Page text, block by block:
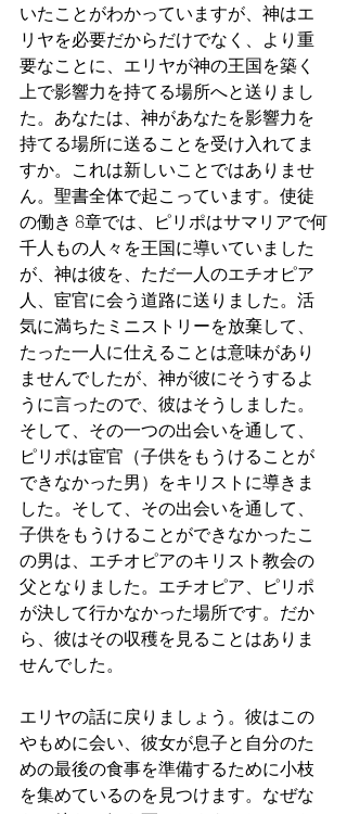
いたことがわかっていますが、神はエ
リヤを必要だからだけでなく、より重
要なことに、エリヤが神の王国を築く
上で影響力を持てる場所へと送りまし
た。あなたは、神があなたを影響力を
持てる場所に送ることを受け入れてま
すか。これは新しいことではありませ
ん。聖書全体で起こっています。使徒
の働き 8章では、ピリポはサマリアで何
千人もの人々を王国に導いていました
が、神は彼を、ただ一人のエチオピア
人、宦官に会う道路に送りました。活
気に満ちたミニストリーを放棄して、
たった一人に仕えることは意味があり
ませんでしたが、神が彼にそうするよ
うに言ったので、彼はそうしました。
そして、その一つの出会いを通して、
ピリポは宦官（子供をもうけることが
できなかった男）をキリストに導きま
した。そして、その出会いを通して、
子供をもうけることができなかったこ
の男は、エチオピアのキリスト教会の
父となりました。エチオピア、ピリポ
が決して行かなかった場所です。だか
ら、彼はその収穫を見ることはありま
せんでした。
エリヤの話に戻りましょう。彼はこの
やもめに会い、彼女が息子と自分のた
めの最後の食事を準備するために小枝
を集めているのを見つけます。なぜな